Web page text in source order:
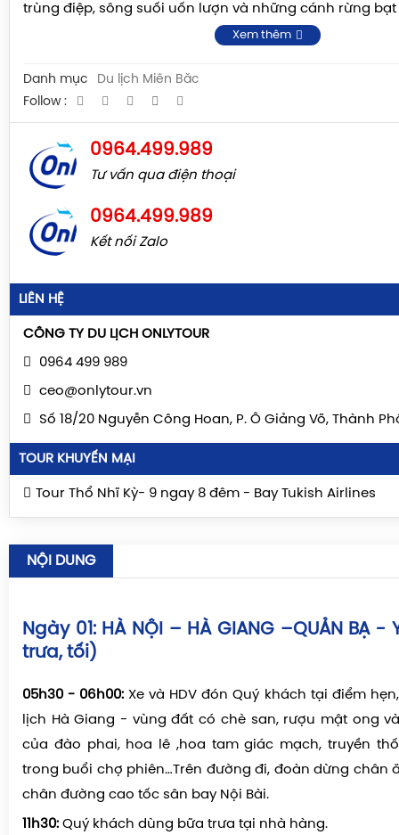
Đông Bắc Việt Nam sở hữu vẻ đẹp hoang sơ và
trùng điệp, sông suối uốn lượn và những cánh rừng
Danh mục
Du lịch Miền Bắc
0964.499.989
0964.499.989
LIÊN HỆ
CÔNG TY DU LỊCH ONLYTOUR
0964 499 989
ceo@onlytour.vn
Số 18/20 Nguyễn Công Hoan, P. Ô Giảng Võ, Thành
TOUR KHUYẾN MẠI
Tour Thổ Nhĩ Kỳ- 9 ngay 8 đêm - Bay Tukish Airlines
Ngày 01: HÀ NỘI – HÀ GIANG –QUẢN BẠ -
05h30 - 06h00:Xe và HDV đón Quý khách tại điểm
lịch Hà Giang - vùng đất có chè san, rượu mật ong
của đào phai, hoa lê ,hoa tam giác mạch, truyền
trong buổi chợ phiên…Trên đường đi, đoàn dừng chân
chân đường cao tốc sân bay Nội Bài.